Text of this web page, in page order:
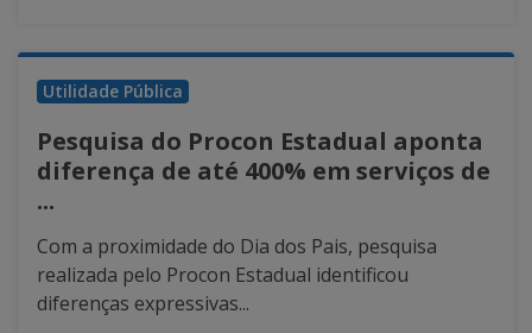
Utilidade Pública
Pesquisa do Procon Estadual aponta
diferença de até 400% em serviços de
...
Com a proximidade do Dia dos Pais, pesquisa
realizada pelo Procon Estadual identificou
diferenças expressivas...